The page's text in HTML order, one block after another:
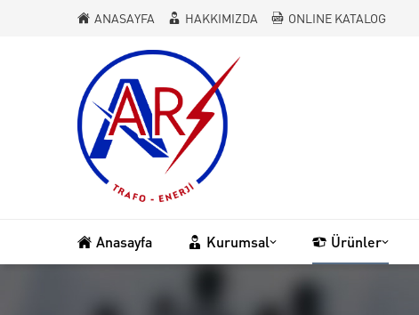
ANASAYFA HAKKIMIZDA ONLINE KATALOG
Anasayfa Kurumsal Ürünler